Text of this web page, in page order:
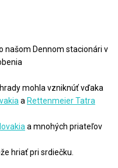
našom Dennom stacionári v
mohla vzniknúť vďaka
a Rettenmeier Tatra
a mnohých priateľov
hriať pri srdiečku.